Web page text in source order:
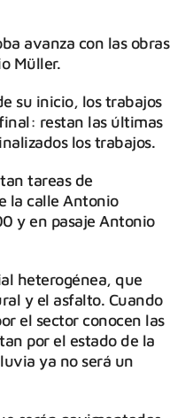
avanza con las obras
Müller.
su inicio, los trabajos
restan las últimas
los trabajos.
tareas de
la calle Antonio
y en pasaje Antonio
heterogénea, que
y el asfalto. Cuando
el sector conocen las
por el estado de la
ya no será un